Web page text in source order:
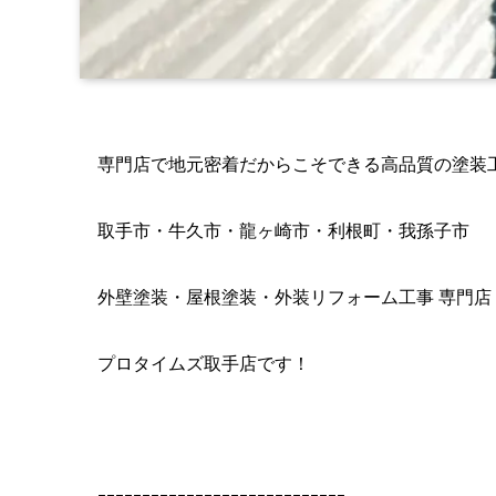
専門店で地元密着だからこそできる高品質の塗装
取手市・牛久市・龍ヶ崎市・利根町・我孫子市
外壁塗装・屋根塗装・外装リフォーム工事 専門店
プロタイムズ取手店です！